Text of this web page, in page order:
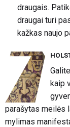
draugais.
draugai turi
kažkas naujo
kaip
parašytas meilės
mylimas